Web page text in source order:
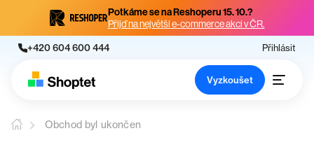
Potkáme se na Reshoperu 15. 10.?
Přijď na největší e-commerce akci v ČR.
+420 604 600 444 Přihlásit
Vyzkoušet
Obchod byl ukončen